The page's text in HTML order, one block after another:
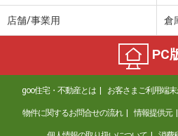
店舗/事業用 倉
PC
goo住宅・不動産とは お客さまご利用端
物件に関するお問合せの流れ 情報提供元